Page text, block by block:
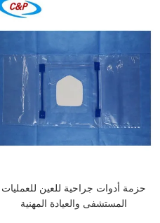
حزمة أدوات جراحية للعين للعمليات
المستشفى والعيادة المهنية